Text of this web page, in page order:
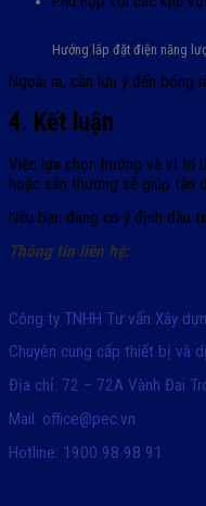
Hướng lắp đặt điện năng
Ngoài ra, cần lưu ý đến bóng
4. Kết luận
Việc lựa chọn hướng và vị trí
hoặc sân thượng sẽ giúp tận
Nếu bạn đang có ý định đầu
Thông tin liên hệ:
Công ty TNHH Tư vấn Xây
Chuyên cung cấp thiết bị và
Địa chỉ: 72 – 72A Vành Đai
Mail: office@pec.vn
Hotline: 1900 98 98 91